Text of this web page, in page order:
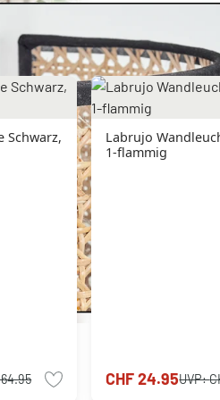
Schwarz,
Labrujo
1-flammig
CHF 24.95UVP: